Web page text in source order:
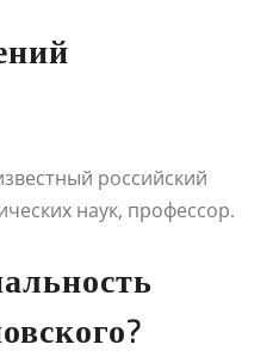
российский
наук, профессор.